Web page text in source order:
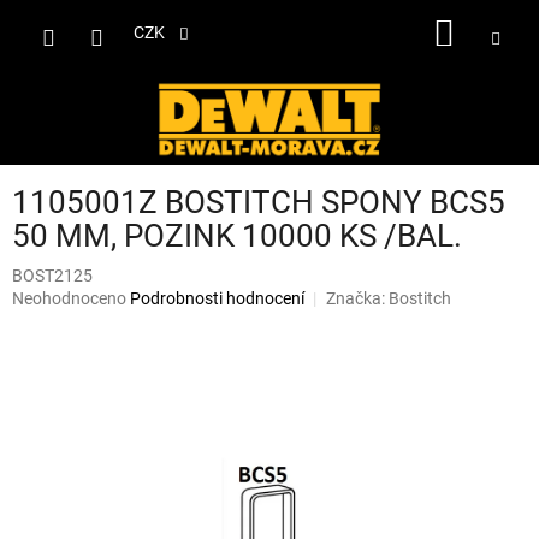
CZK
1105001Z BOSTITCH SPONY BCS5
50 MM, POZINK 10000 KS /BAL.
BOST2125
Průměrné
Neohodnoceno Podrobnosti hodnocení Značka: Bostitch